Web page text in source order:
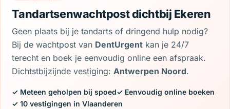
Tandartsenwachtpost dichtbij Ekeren
Geen plaats bij je tandarts of dringend hulp nodig?
Bij de wachtpost van DentUrgent kan je 24/7
terecht en boek je eenvoudig online een afspraak.
Dichtstbijzijnde vestiging:Antwerpen Noord.
✓ Meteen geholpen bij spoed✓ Eenvoudig online boeken
✓ 10 vestigingen in Vlaanderen